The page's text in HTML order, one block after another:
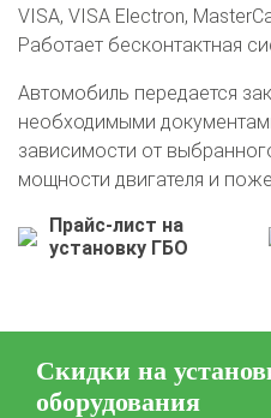
VISA, VISA Electron,
Работает бесконтактная
Автомобиль передается
необходимыми
зависимости от
мощности двигателя и
Прайс-лист на
установку ГБО
Скидки на
оборудования